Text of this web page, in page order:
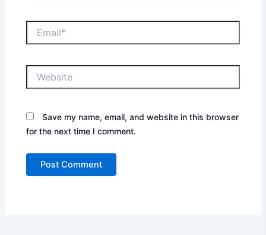
Save my name, email, and website in this browser
for the next time I comment.